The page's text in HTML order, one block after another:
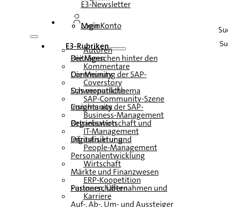
E3-Newsletter
Login
Mein Konto
E3-Rubriken
Autoren
Die Menschen hinter den Beiträgen
Kommentare
Die Meinung der SAP-Community
Coverstory
Das monatliche Schwerpunktthema
SAP-Community-Szene
Insights aus der SAP-Community
Business-Management
Betriebswirtschaft und Organisation
IT-Management
Infrastruktur und Digitalisierung
People-Management
Personalentwicklung
Wirtschaft
Märkte und Finanzwesen
ERP-Koopetition
Fusionen, Übernahmen und Partnerschaften
Karriere
Auf-, Ab-, Um- und Aussteiger